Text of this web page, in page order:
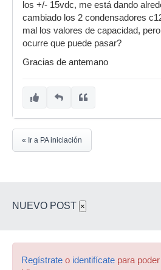
los +/- 15vdc, me está dando
cambiado los 2 condensadores
mal los valores de capacidad,
ocurre que puede pasar?
Gracias de antemano
« Ir a PA iniciación
NUEVO POST ×
Regístrate o identifícate para